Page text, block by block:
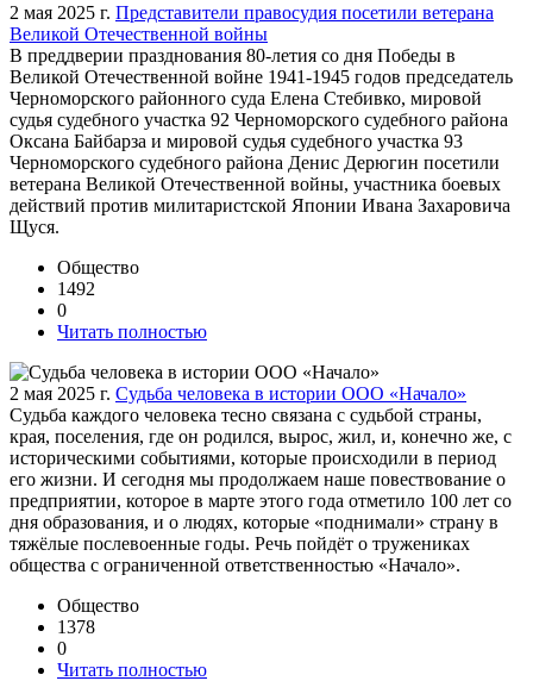
2 мая 2025 г. Представители правосудия посетили ветерана
Великой Отечественной войны
В преддверии празднования 80-летия со дня Победы в
Великой Отечественной войне 1941-1945 годов председатель
Черноморского районного суда Елена Стебивко, мировой
судья судебного участка 92 Черноморского судебного района
Оксана Байбарза и мировой судья судебного участка 93
Черноморского судебного района Денис Дерюгин посетили
ветерана Великой Отечественной войны, участника боевых
действий против милитаристской Японии Ивана Захаровича
Щуся.
Общество
1492
0
Читать полностью
2 мая 2025 г. Судьба человека в истории ООО «Начало»
Судьба каждого человека тесно связана с судьбой страны,
края, поселения, где он родился, вырос, жил, и, конечно же, с
историческими событиями, которые происходили в период
его жизни. И сегодня мы продолжаем наше повествование о
предприятии, которое в марте этого года отметило 100 лет со
дня образования, и о людях, которые «поднимали» страну в
тяжёлые послевоенные годы. Речь пойдёт о тружениках
общества с ограниченной ответственностью «Начало».
Общество
1378
0
Читать полностью